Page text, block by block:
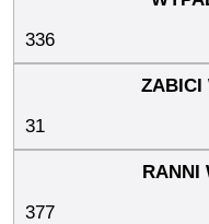
336
31
377